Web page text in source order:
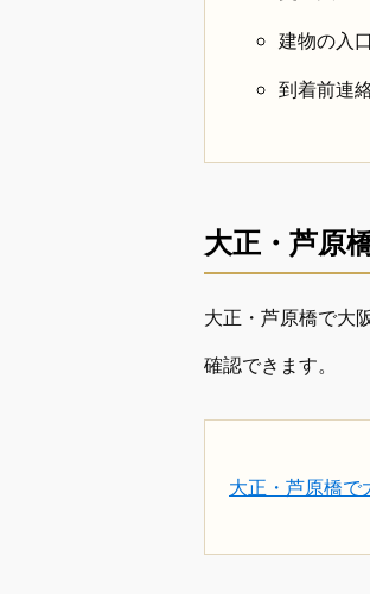
建物の入
到着前連
大正・芦原
大正・芦原橋で大
確認できます。
大正・芦原橋で